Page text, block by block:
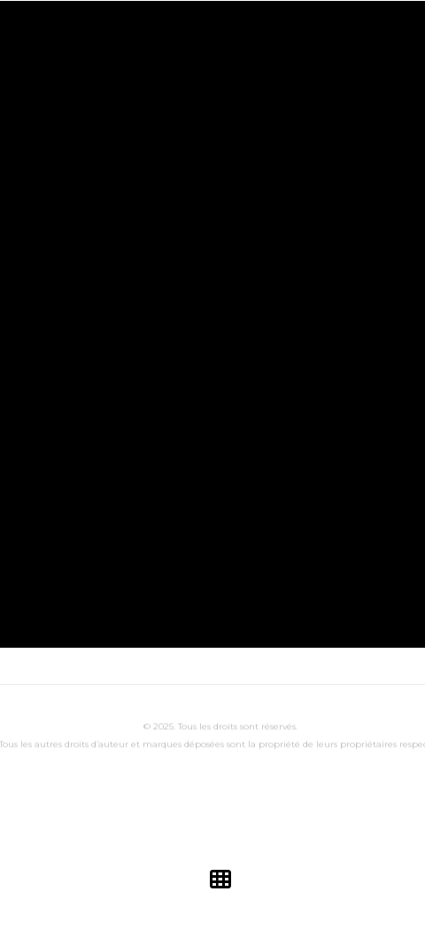
© 2025. Tous les droits sont réservés.
Tous les autres droits d’auteur et marques déposées sont la propriété de leurs propriétaires